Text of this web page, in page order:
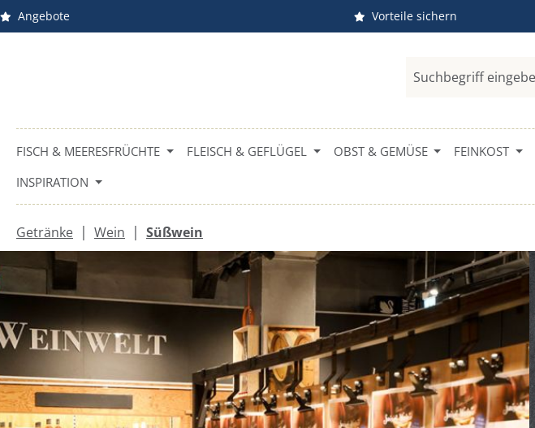
Hauptinhalt springen
Zur Suche springen
Zur Hauptnavigation springen
Angebote Vorteile sichern
FISCH & MEERESFRÜCHTE FLEISCH & GEFLÜGEL OBST & GEMÜSE FEINKOST
INSPIRATION
Getränke | Wein | Süßwein